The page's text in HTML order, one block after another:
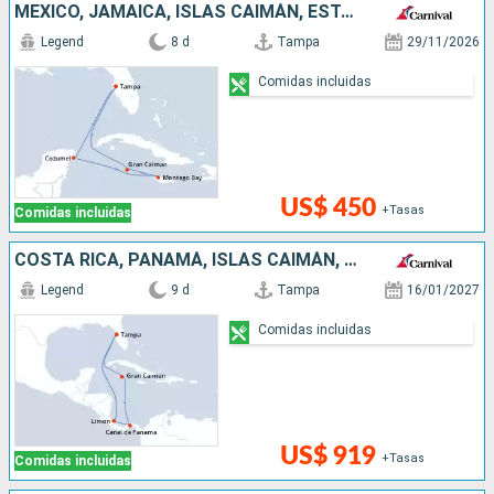
MÉXICO, JAMAICA, ISLAS CAIMÁN, ESTADOS UNIDOS
Comidas incluidas
Legend 8 d Tampa 29/11/2026
US$ 450 +Tasas
Comidas incluidas
COSTA RICA, PANAMÁ, ISLAS CAIMÁN, ESTADOS UNIDOS
Comidas incluidas
Legend 9 d Tampa 16/01/2027
US$ 919 +Tasas
Comidas incluidas